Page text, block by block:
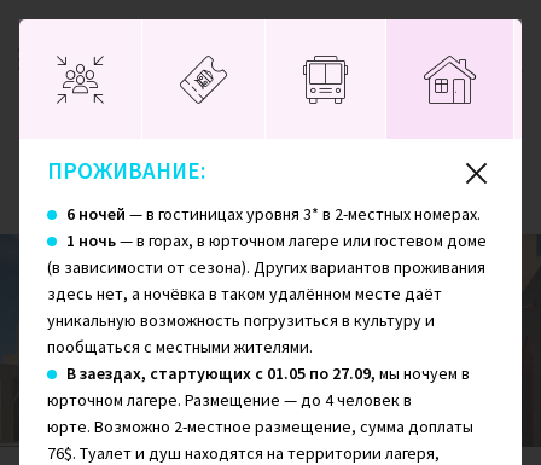
Главная
Узбекистан
Этнотур по Узбекистану: горы, люди и
традиции
ПРОЖИВАНИЕ:
6 ночей — в гостиницах уровня 3* в 2-местных номерах.
1 ночь— в горах, в юрточном лагере или гостевом доме
(в зависимости от сезона). Других вариантов проживания
здесь нет, а ночёвка в таком удалённом месте даёт
уникальную возможность погрузиться в культуру и
пообщаться с местными жителями.
В заездах, стартующих с 01.05 по 27.09, мы ночуем в
юрточном лагере. Размещение — до 4 человек в
юрте. Возможно 2-местное размещение, сумма доплаты
76$. Туалет и душ находятся на территории лагеря,